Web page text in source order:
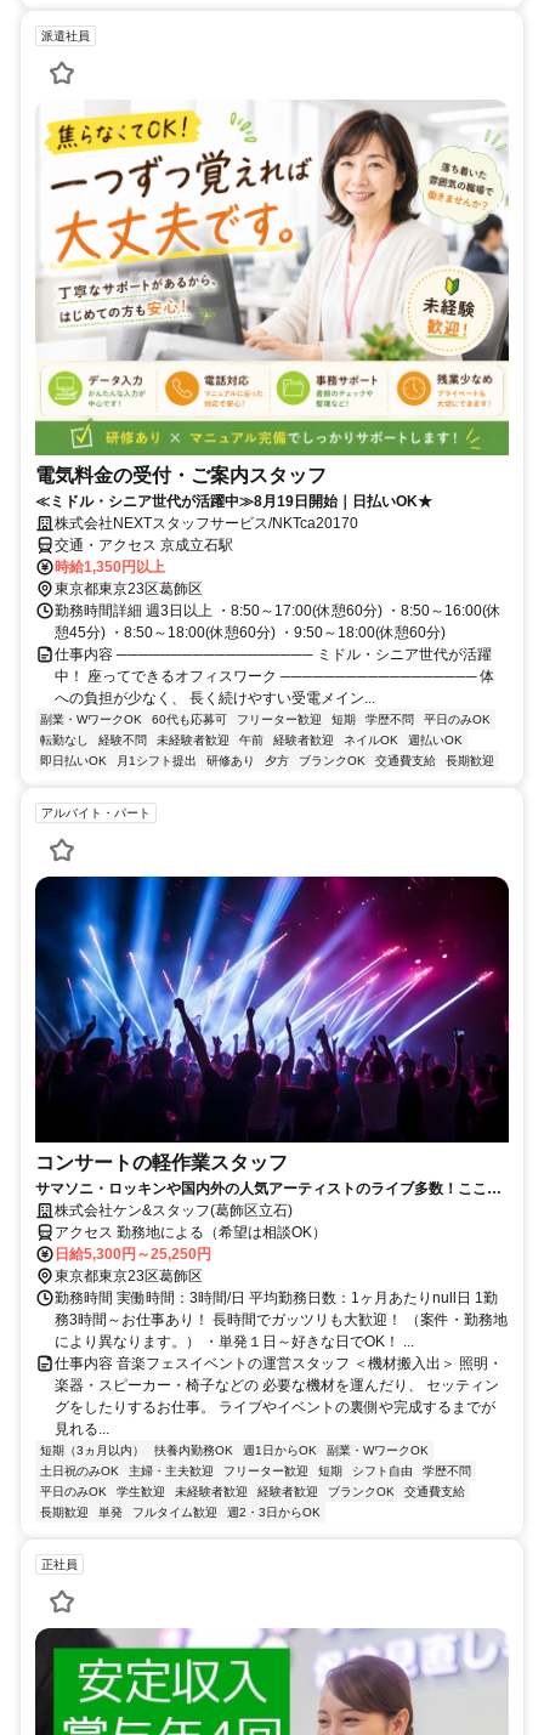
派遣社員
電気料金の受付・ご案内スタッフ
≪ミドル・シニア世代が活躍中≫8月19日開始｜日払いOK★
株式会社NEXTスタッフサービス/NKTca20170
交通・アクセス 京成立石駅
時給1,350円以上
東京都東京23区葛飾区
勤務時間詳細 週3日以上 ・8:50～17:00(休憩60分) ・8:50～16:00(休
憩45分) ・8:50～18:00(休憩60分) ・9:50～18:00(休憩60分)
仕事内容 ────────────────── ミドル・シニア世代が活躍
中！ 座ってできるオフィスワーク ────────────────── 体
への負担が少なく、 長く続けやすい受電メイン...
副業・WワークOK 60代も応募可 フリーター歓迎 短期 学歴不問
平日のみOK
転勤なし
経験不問 未経験者歓迎 午前 経験者歓迎 ネイルOK
週払いOK
即日払いOK
月1シフト提出 研修あり 夕方 ブランクOK 交通費支給 長期歓迎
アルバイト・パート
コンサートの軽作業スタッフ
サマソニ・ロッキンや国内外の人気アーティストのライブ多数！ここで
しか味わえない激レア体験が味わえます！短期・単発OK！
株式会社ケン&スタッフ(葛飾区立石)
アクセス 勤務地による（希望は相談OK）
日給5,300円～25,250円
東京都東京23区葛飾区
勤務時間 実働時間：3時間/日 平均勤務日数：1ヶ月あたりnull日 1勤
務3時間～お仕事あり！ 長時間でガッツリも大歓迎！ （案件・勤務地
により異なります。） ・単発１日～好きな日でOK！ ...
仕事内容 音楽フェスイベントの運営スタッフ ＜機材搬入出＞ 照明・
楽器・スピーカー・椅子などの 必要な機材を運んだり、 セッティン
グをしたりするお仕事。 ライブやイベントの裏側や完成するまでが
見れる...
短期（3ヵ月以内） 扶養内勤務OK 週1日からOK
副業・WワークOK
土日祝のみOK
主婦・主夫歓迎 フリーター歓迎 短期 シフト自由
学歴不問
平日のみOK
学生歓迎 未経験者歓迎 経験者歓迎 ブランクOK
交通費支給
長期歓迎
単発 フルタイム歓迎 週2・3日からOK
正社員